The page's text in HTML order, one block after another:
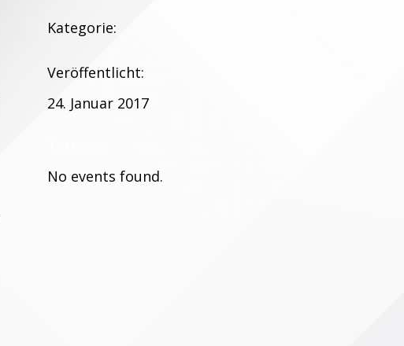
Kategorie:
Veröffentlicht:
24. Januar 2017
No events found.